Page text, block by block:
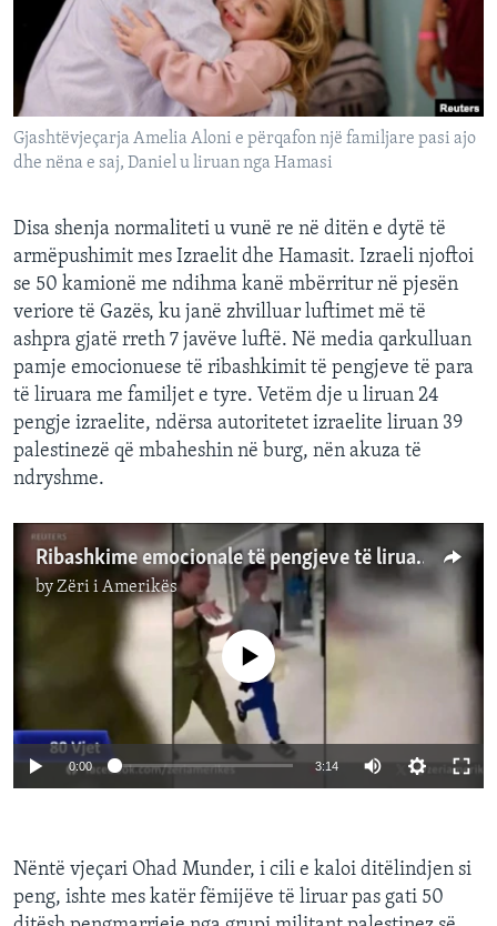
INTERVISTA
DITARI
Gjashtëvjeçarja Amelia Aloni e përqafon një familjare pasi ajo
dhe nëna e saj, Daniel u liruan nga Hamasi
Disa shenja normaliteti u vunë re në ditën e dytë të
armëpushimit mes Izraelit dhe Hamasit. Izraeli njoftoi
se 50 kamionë me ndihma kanë mbërritur në pjesën
veriore të Gazës, ku janë zhvilluar luftimet më të
ashpra gjatë rreth 7 javëve luftë. Në media qarkulluan
pamje emocionuese të ribashkimit të pengjeve të para
të liruara me familjet e tyre. Vetëm dje u liruan 24
pengje izraelite, ndërsa autoritetet izraelite liruan 39
palestinezë që mbaheshin në burg, nën akuza të
ndryshme.
Ribashkime emocionale të pengjeve të liruara izraelite me familjet e tyre
byZëri i Amerikës
No media source currently available
0:00 3:14
Nëntë vjeçari Ohad Munder, i cili e kaloi ditëlindjen si
peng, ishte mes katër fëmijëve të liruar pas gati 50